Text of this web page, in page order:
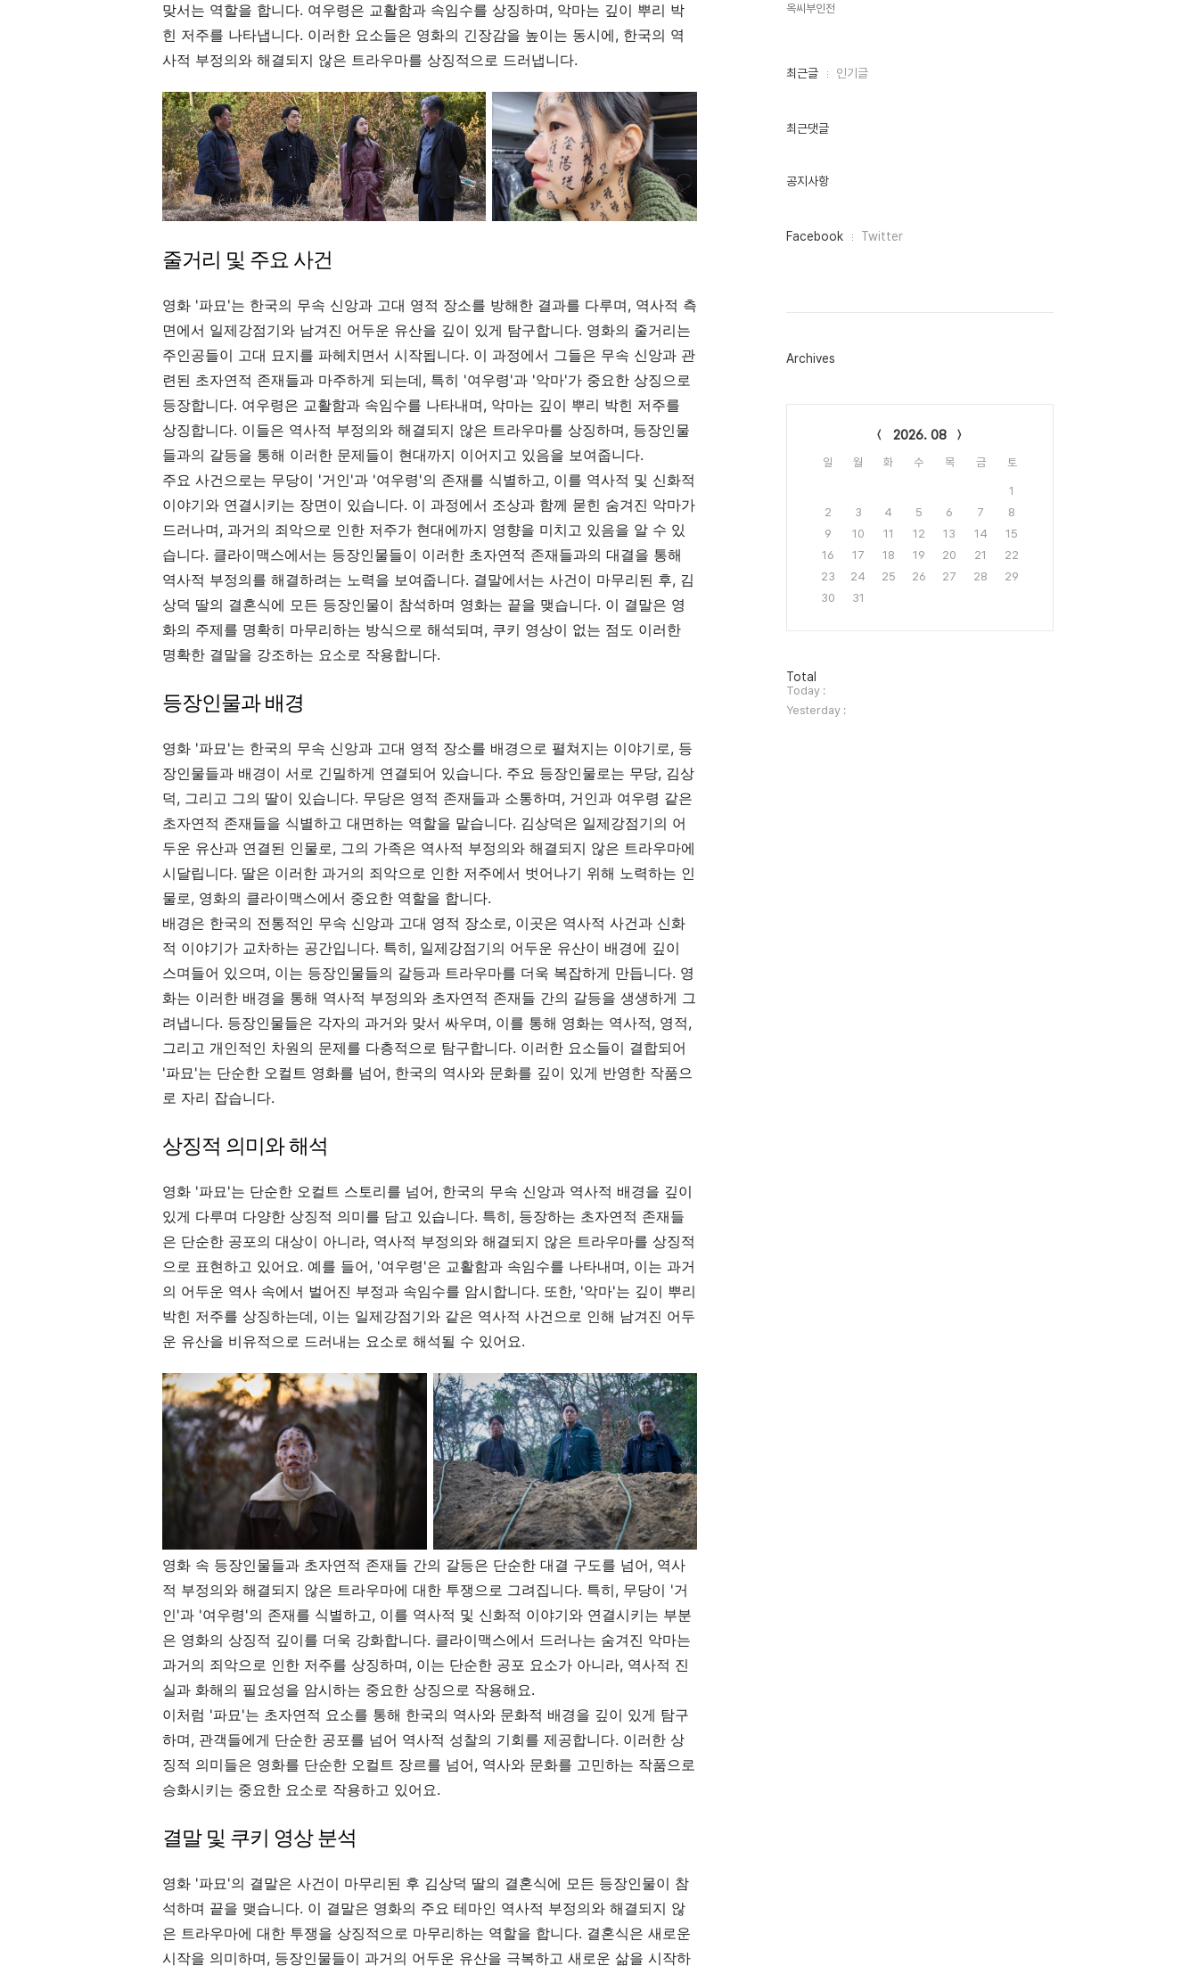
맞서는 역할을 합니다. 여우령은 교활함과 속임수를 상징하며, 악마는 깊이 뿌리 박
힌 저주를 나타냅니다. 이러한 요소들은 영화의 긴장감을 높이는 동시에, 한국의 역
사적 부정의와 해결되지 않은 트라우마를 상징적으로 드러냅니다.
줄거리 및 주요 사건
영화 '파묘'는 한국의 무속 신앙과 고대 영적 장소를 방해한 결과를 다루며, 역사적 측
면에서 일제강점기와 남겨진 어두운 유산을 깊이 있게 탐구합니다. 영화의 줄거리는
주인공들이 고대 묘지를 파헤치면서 시작됩니다. 이 과정에서 그들은 무속 신앙과 관
련된 초자연적 존재들과 마주하게 되는데, 특히 '여우령'과 '악마'가 중요한 상징으로
등장합니다. 여우령은 교활함과 속임수를 나타내며, 악마는 깊이 뿌리 박힌 저주를
상징합니다. 이들은 역사적 부정의와 해결되지 않은 트라우마를 상징하며, 등장인물
들과의 갈등을 통해 이러한 문제들이 현대까지 이어지고 있음을 보여줍니다.
주요 사건으로는 무당이 '거인'과 '여우령'의 존재를 식별하고, 이를 역사적 및 신화적
이야기와 연결시키는 장면이 있습니다. 이 과정에서 조상과 함께 묻힌 숨겨진 악마가
드러나며, 과거의 죄악으로 인한 저주가 현대에까지 영향을 미치고 있음을 알 수 있
습니다. 클라이맥스에서는 등장인물들이 이러한 초자연적 존재들과의 대결을 통해
역사적 부정의를 해결하려는 노력을 보여줍니다. 결말에서는 사건이 마무리된 후, 김
상덕 딸의 결혼식에 모든 등장인물이 참석하며 영화는 끝을 맺습니다. 이 결말은 영
화의 주제를 명확히 마무리하는 방식으로 해석되며, 쿠키 영상이 없는 점도 이러한
명확한 결말을 강조하는 요소로 작용합니다.
등장인물과 배경
영화 '파묘'는 한국의 무속 신앙과 고대 영적 장소를 배경으로 펼쳐지는 이야기로, 등
장인물들과 배경이 서로 긴밀하게 연결되어 있습니다. 주요 등장인물로는 무당, 김상
덕, 그리고 그의 딸이 있습니다. 무당은 영적 존재들과 소통하며, 거인과 여우령 같은
초자연적 존재들을 식별하고 대면하는 역할을 맡습니다. 김상덕은 일제강점기의 어
두운 유산과 연결된 인물로, 그의 가족은 역사적 부정의와 해결되지 않은 트라우마에
시달립니다. 딸은 이러한 과거의 죄악으로 인한 저주에서 벗어나기 위해 노력하는 인
물로, 영화의 클라이맥스에서 중요한 역할을 합니다.
배경은 한국의 전통적인 무속 신앙과 고대 영적 장소로, 이곳은 역사적 사건과 신화
적 이야기가 교차하는 공간입니다. 특히, 일제강점기의 어두운 유산이 배경에 깊이
스며들어 있으며, 이는 등장인물들의 갈등과 트라우마를 더욱 복잡하게 만듭니다. 영
화는 이러한 배경을 통해 역사적 부정의와 초자연적 존재들 간의 갈등을 생생하게 그
려냅니다. 등장인물들은 각자의 과거와 맞서 싸우며, 이를 통해 영화는 역사적, 영적,
그리고 개인적인 차원의 문제를 다층적으로 탐구합니다. 이러한 요소들이 결합되어
'파묘'는 단순한 오컬트 영화를 넘어, 한국의 역사와 문화를 깊이 있게 반영한 작품으
로 자리 잡습니다.
상징적 의미와 해석
영화 '파묘'는 단순한 오컬트 스토리를 넘어, 한국의 무속 신앙과 역사적 배경을 깊이
있게 다루며 다양한 상징적 의미를 담고 있습니다. 특히, 등장하는 초자연적 존재들
은 단순한 공포의 대상이 아니라, 역사적 부정의와 해결되지 않은 트라우마를 상징적
으로 표현하고 있어요. 예를 들어, '여우령'은 교활함과 속임수를 나타내며, 이는 과거
의 어두운 역사 속에서 벌어진 부정과 속임수를 암시합니다. 또한, '악마'는 깊이 뿌리
박힌 저주를 상징하는데, 이는 일제강점기와 같은 역사적 사건으로 인해 남겨진 어두
운 유산을 비유적으로 드러내는 요소로 해석될 수 있어요.
영화 속 등장인물들과 초자연적 존재들 간의 갈등은 단순한 대결 구도를 넘어, 역사
적 부정의와 해결되지 않은 트라우마에 대한 투쟁으로 그려집니다. 특히, 무당이 '거
인'과 '여우령'의 존재를 식별하고, 이를 역사적 및 신화적 이야기와 연결시키는 부분
은 영화의 상징적 깊이를 더욱 강화합니다. 클라이맥스에서 드러나는 숨겨진 악마는
과거의 죄악으로 인한 저주를 상징하며, 이는 단순한 공포 요소가 아니라, 역사적 진
실과 화해의 필요성을 암시하는 중요한 상징으로 작용해요.
이처럼 '파묘'는 초자연적 요소를 통해 한국의 역사와 문화적 배경을 깊이 있게 탐구
하며, 관객들에게 단순한 공포를 넘어 역사적 성찰의 기회를 제공합니다. 이러한 상
징적 의미들은 영화를 단순한 오컬트 장르를 넘어, 역사와 문화를 고민하는 작품으로
승화시키는 중요한 요소로 작용하고 있어요.
결말 및 쿠키 영상 분석
영화 '파묘'의 결말은 사건이 마무리된 후 김상덕 딸의 결혼식에 모든 등장인물이 참
석하며 끝을 맺습니다. 이 결말은 영화의 주요 테마인 역사적 부정의와 해결되지 않
은 트라우마에 대한 투쟁을 상징적으로 마무리하는 역할을 합니다. 결혼식은 새로운
시작을 의미하며, 등장인물들이 과거의 어두운 유산을 극복하고 새로운 삶을 시작하
옥씨부인전,
최
인
최근글 인기글
최근댓글
공지사항
페
그
Facebook Twitter
Archives
2026. 08
일 월 화 수 목 금 토
1
2
3 4 5 6 7
8
9
10 11 12 13 14
15
16
17 18 19 20 21
22
23
24 25 26 27 28
29
30
31
방
문
자
수
Total
Today :
Yesterday :